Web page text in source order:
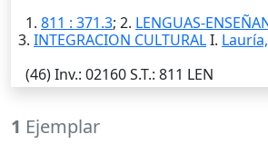
1. 811 : 371.3; 2. LENGUAS-
3. INTEGRACION CULTURALI.
(46)Inv.: 02160S.T.: 811 LEN
1 Ejemplar